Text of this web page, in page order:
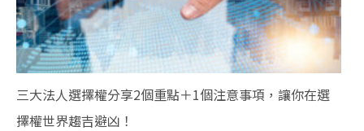
三大法人選擇權分享2個重點＋1個注意事項，讓你在選
擇權世界趨吉避凶！